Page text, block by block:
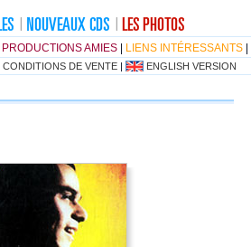
PRODUCTIONS AMIES LIENS INTÉRESSANTS
CONDITIONS DE VENTE | ENGLISH VERSION